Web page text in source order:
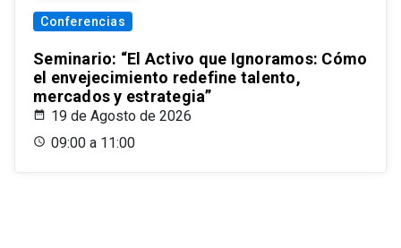
Conferencias
Seminario: “El Activo que Ignoramos: Cómo
el envejecimiento redefine talento,
mercados y estrategia”
19 de Agosto de 2026
09:00 a 11:00